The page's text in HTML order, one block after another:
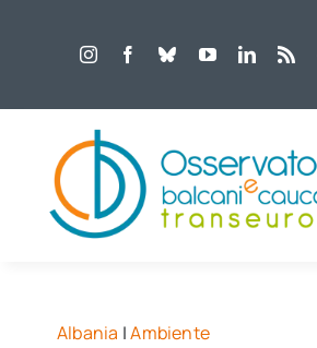
Albania |Ambiente